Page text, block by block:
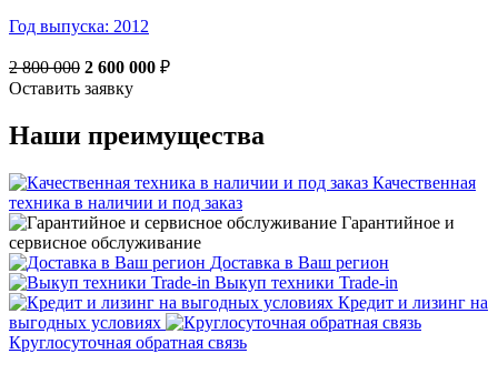
Год выпуска: 2012
2 800 000 2 600 000 ₽
Оставить заявку
Наши преимущества
Качественная
техника в наличии и под заказ
Гарантийное и
сервисное обслуживание
Доставка в Ваш регион
Выкуп техники Trade-in
Кредит и лизинг на
выгодных условиях
Круглосуточная обратная связь